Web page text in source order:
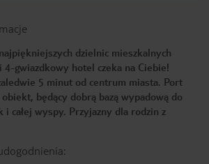
dzielnic mieszkalnych
4-gwiazdkowy hotel czeka na Ciebie!
5 minut od centrum miasta. Port
będący dobrą bazą wypadową do
i całej wyspy. Przyjazny dla rodzin z